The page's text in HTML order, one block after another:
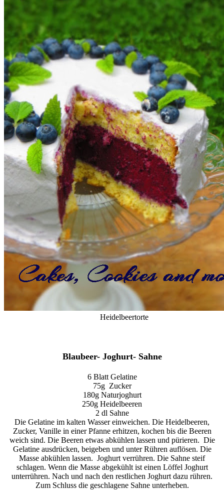
Heidelbeertorte
Blaubeer- Joghurt- Sahne
6 Blatt Gelatine
75g Zucker
180g Naturjoghurt
250g Heidelbeeren
2 dl Sahne
Die Gelatine im kalten Wasser einweichen. Die Heidelbeeren,
Zucker, Vanille in einer Pfanne erhitzen, kochen bis die Beeren
weich sind. Die Beeren etwas abkühlen lassen und pürieren. Die
Gelatine ausdrücken, beigeben und unter Rühren auflösen. Die
Masse abkühlen lassen. Joghurt verrühren. Die Sahne steif
schlagen. Wenn die Masse abgekühlt ist einen Löffel Joghurt
unterrühren. Nach und nach den restlichen Joghurt dazu rühren.
Zum Schluss die geschlagene Sahne unterheben.